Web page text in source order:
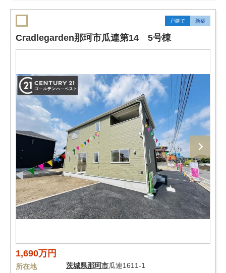
戸建て 新築
Cradlegarden那珂市瓜連第14 5号棟
1,690万円
所在地 茨城県那珂市瓜連1611-1